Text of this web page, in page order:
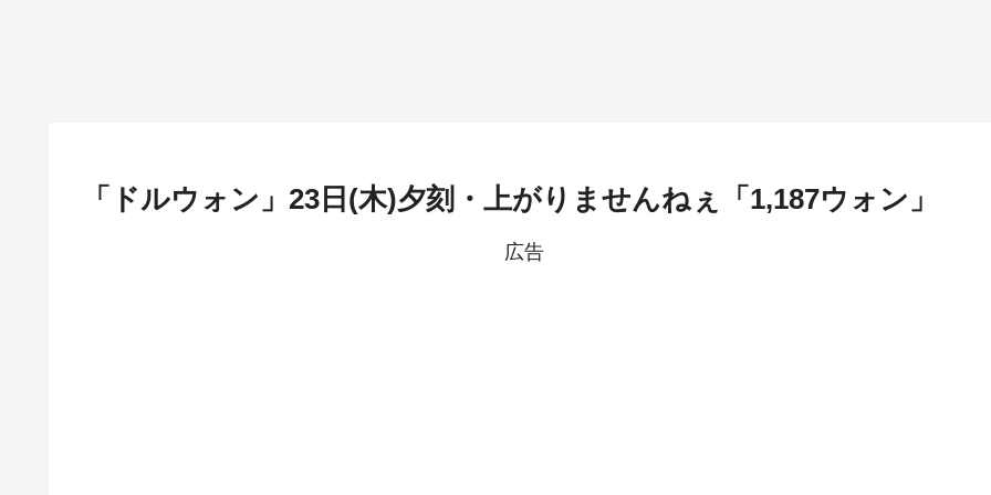
「ドルウォン」23日(木)夕刻・上がりませんねぇ「1,187ウォン」
広告